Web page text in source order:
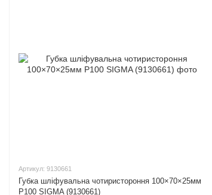
Артикул: 9130661
Губка шліфувальна чотиристороння 100×70×25мм
P100 SIGMA (9130661)